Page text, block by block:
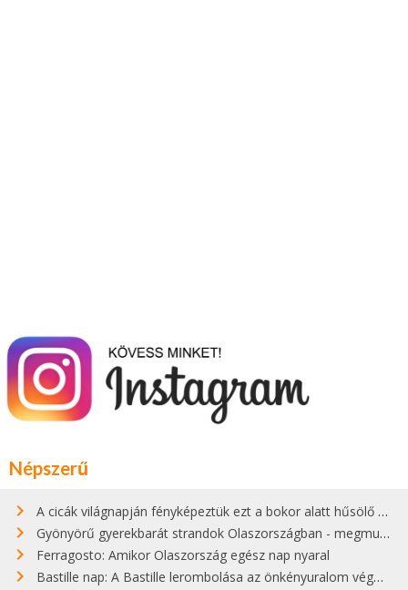
Népszerű
A cicák világnapján fényképeztük ezt a bokor alatt hűsölő cicát Kisorosziban
Gyönyörű gyerekbarát strandok Olaszországban - megmutatjuk a 15 legjobbat
Ferragosto: Amikor Olaszország egész nap nyaral
Bastille nap: A Bastille lerombolása az önkényuralom végét jelentette